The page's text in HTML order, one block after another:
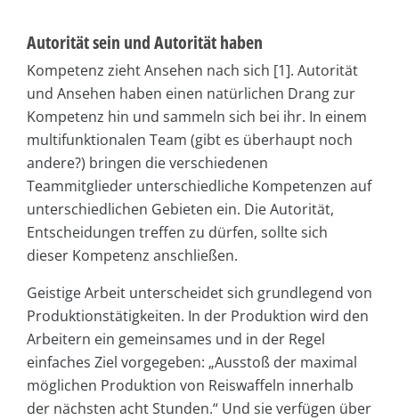
Autorität sein und Autorität haben
Kompetenz zieht Ansehen nach sich [1]. Autorität
und Ansehen haben einen natürlichen Drang zur
Kompetenz hin und sammeln sich bei ihr. In einem
multifunktionalen Team (gibt es überhaupt noch
andere?) bringen die verschiedenen
Teammitglieder unterschiedliche Kompetenzen auf
unterschiedlichen Gebieten ein. Die Autorität,
Entscheidungen treffen zu dürfen, sollte sich
dieser Kompetenz anschließen.
Geistige Arbeit unterscheidet sich grundlegend von
Produktionstätigkeiten. In der Produktion wird den
Arbeitern ein gemeinsames und in der Regel
einfaches Ziel vorgegeben: „Ausstoß der maximal
möglichen Produktion von Reiswaffeln innerhalb
der nächsten acht Stunden.“ Und sie verfügen über